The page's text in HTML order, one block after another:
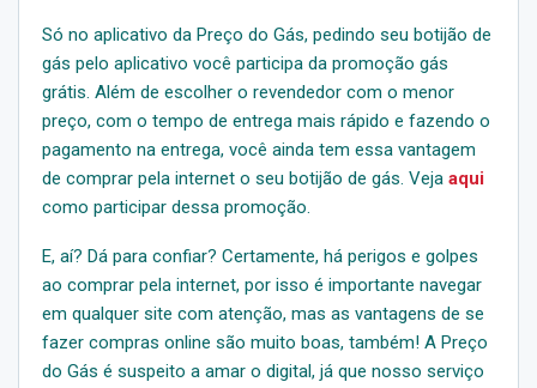
Só no aplicativo da Preço do Gás, pedindo seu botijão de
gás pelo aplicativo você participa da promoção gás
grátis. Além de escolher o revendedor com o menor
preço, com o tempo de entrega mais rápido e fazendo o
pagamento na entrega, você ainda tem essa vantagem
de comprar pela internet o seu botijão de gás. Veja aqui
como participar dessa promoção.
E, aí? Dá para confiar? Certamente, há perigos e golpes
ao comprar pela internet, por isso é importante navegar
em qualquer site com atenção, mas as vantagens de se
fazer compras online são muito boas, também! A Preço
do Gás é suspeito a amar o digital, já que nosso serviço